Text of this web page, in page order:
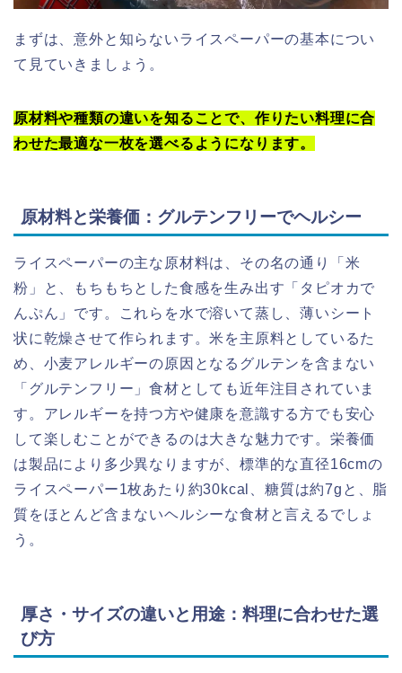
まずは、意外と知らないライスペーパーの基本につい
て見ていきましょう。
原材料や種類の違いを知ることで、作りたい料理に合
わせた最適な一枚を選べるようになります。
原材料と栄養価：グルテンフリーでヘルシー
ライスペーパーの主な原材料は、その名の通り「米
粉」と、もちもちとした食感を生み出す「タピオカで
んぷん」です。これらを水で溶いて蒸し、薄いシート
状に乾燥させて作られます。米を主原料としているた
め、小麦アレルギーの原因となるグルテンを含まない
「グルテンフリー」食材としても近年注目されていま
す。アレルギーを持つ方や健康を意識する方でも安心
して楽しむことができるのは大きな魅力です。栄養価
は製品により多少異なりますが、標準的な直径16cmの
ライスペーパー1枚あたり約30kcal、糖質は約7gと、脂
質をほとんど含まないヘルシーな食材と言えるでしょ
う。
厚さ・サイズの違いと用途：料理に合わせた選
び方